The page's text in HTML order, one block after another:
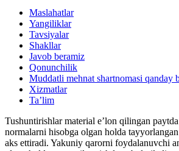
Maslahatlar
Yangiliklar
Tavsiyalar
Shakllar
Javob beramiz
Qonunchilik
Muddatli mehnat shartnomasi qanday
Xizmatlar
Ta’lim
Tushuntirishlar material e’lon qilingan
normalarni hisobga olgan holda
aks ettiradi. Yakuniy qarorni foydalanuvchi